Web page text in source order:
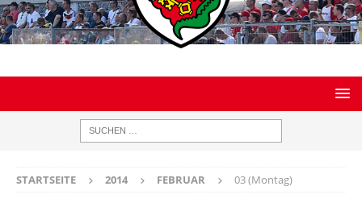
STARTSEITE 2014 FEBRUAR 03 (Montag)